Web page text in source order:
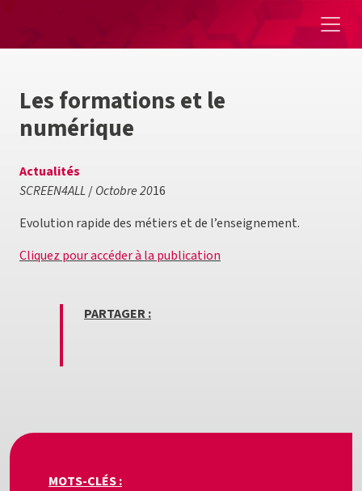
Les formations et le
numérique
Actualités
SCREEN4ALL/Octobre 2016
Evolution rapide des métiers et de l’enseignement.
Cliquez pour accéder à la publication
PARTAGER :
MOTS-CLÉS :